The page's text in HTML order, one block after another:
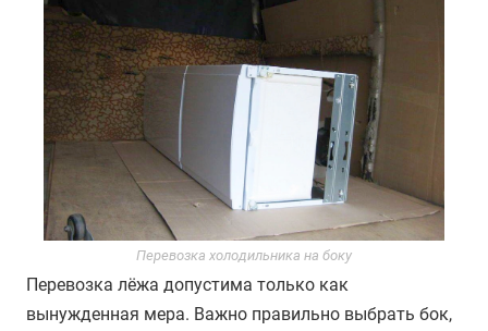
Перевозка холодильника на боку
Перевозка лёжа допустима только как
вынужденная мера. Важно правильно выбрать бок,